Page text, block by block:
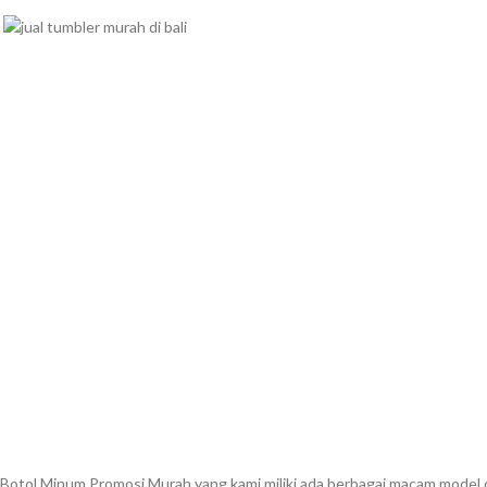
Botol Minum Promosi Murah yang kami miliki ada berbagai macam